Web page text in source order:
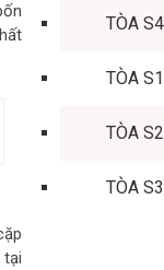
TÒA
TÒA
TÒA
TÒA